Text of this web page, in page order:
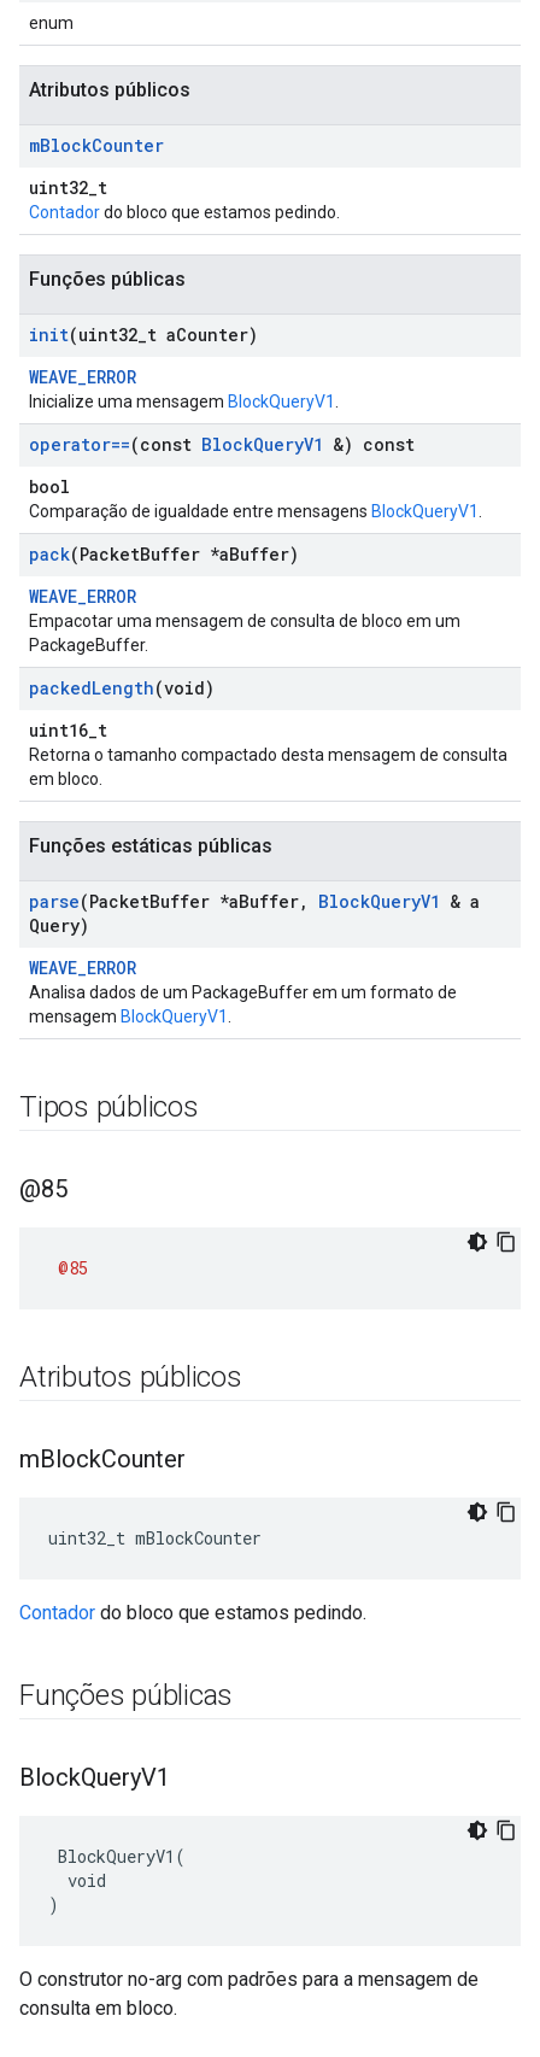
enum
Atributos públicos
mBlockCounter
uint32_t
Contadordo bloco que estamos pedindo.
Funções públicas
init(uint32 t aCounter)
WEAVE_ERROR
Inicialize uma mensagem BlockQueryV1
operator==(const BlockQueryV1 &) const
bool
Comparação de igualdade entre mensagens BlockQueryV1
pack(PacketBuffer *aBuffer)
WEAVE_ERROR
Empacotar uma mensagem de consulta de bloco em um
PackageBuffer.
packedLength(void)
uint16_t
Retorna o tamanho compactado desta mensagem de consulta
em bloco.
Funções estáticas públicas
parse(PacketBuffer *aBuffer, BlockQueryV1 & a
Query)
WEAVE_ERROR
Analisa dados de um PackageBuffer em um formato de
mensagem BlockQueryV1
Tipos públicos
@85
@85
Atributos públicos
mBlockCounter
uint32_t mBlockCounter
Contador do bloco que estamos pedindo.
Funções públicas
BlockQueryV1
BlockQueryV1(
  void
)
O construtor no-arg com padrões para a mensagem de
consulta em bloco.